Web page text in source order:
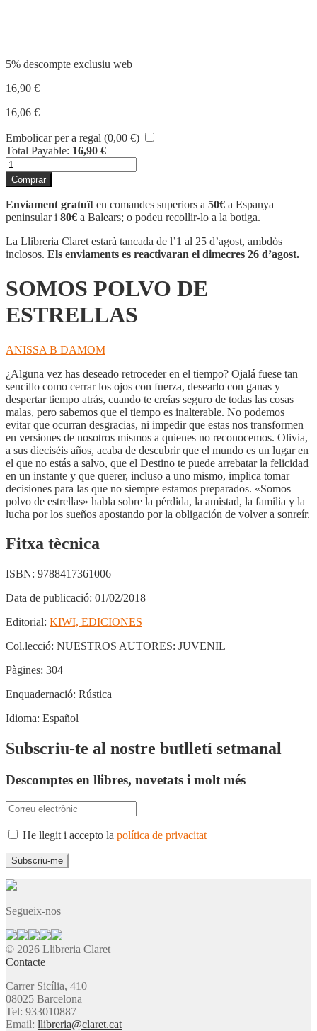
5% descompte exclusiu web
16,90 €
16,06 €
Embolicar per a regal (0,00 €)
Total Payable: 16,90 €
quantitat
de
SOMOS
POLVO
DE
ESTRELLAS
Comprar
Enviament gratuït en comandes superiors a 50€ a Espanya
peninsular i 80€ a Balears; o podeu recollir-lo a la botiga.
La Llibreria Claret estarà tancada de l’1 al 25 d’agost, ambdòs
inclosos. Els enviaments es reactivaran el dimecres 26 d’agost.
SOMOS POLVO DE
ESTRELLAS
ANISSA B DAMOM
¿Alguna vez has deseado retroceder en el tiempo? Ojalá fuese tan
sencillo como cerrar los ojos con fuerza, desearlo con ganas y
despertar tiempo atrás, cuando te creías seguro de todas las cosas
malas, pero sabemos que el tiempo es inalterable. No podemos
evitar que ocurran desgracias, ni impedir que estas nos transformen
en versiones de nosotros mismos a quienes no reconocemos. Olivia,
a sus dieciséis años, acaba de descubrir que el mundo es un lugar en
el que no estás a salvo, que el Destino te puede arrebatar la felicidad
en un instante y que querer, incluso a uno mismo, implica tomar
decisiones para las que no siempre estamos preparados. «Somos
polvo de estrellas» habla sobre la pérdida, la amistad, la familia y la
lucha por los sueños apostando por la obligación de volver a sonreír.
Fitxa tècnica
ISBN: 9788417361006
Data de publicació: 01/02/2018
Editorial: KIWI, EDICIONES
Col.lecció: NUESTROS AUTORES: JUVENIL
Pàgines: 304
Enquadernació: Rústica
Idioma: Español
Subscriu-te al nostre butlletí setmanal
Descomptes en llibres, novetats i molt més
He llegit i accepto la política de privacitat
Segueix-nos
© 2026 Llibreria Claret
Contacte
Carrer Sicília, 410
08025 Barcelona
Tel: 933010887
Email: llibreria@claret.cat